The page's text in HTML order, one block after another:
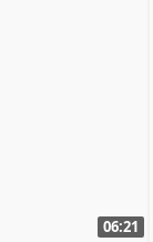
06:21